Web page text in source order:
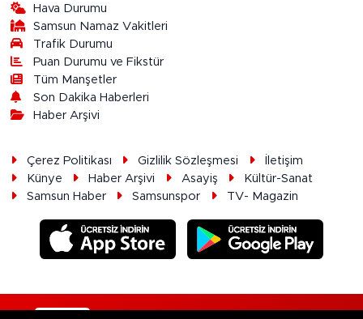
Hava Durumu
Samsun Namaz Vakitleri
Trafik Durumu
Puan Durumu ve Fikstür
Tüm Manşetler
Son Dakika Haberleri
Haber Arşivi
Çerez Politikası Gizlilik Sözleşmesi
İletişim
Künye
Haber Arşivi Asayiş
Kültür-Sanat
Samsun Haber
Samsunspor TV- Magazin